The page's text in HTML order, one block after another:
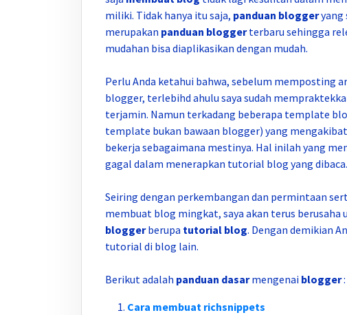
miliki. Tidak hanya itu saja, panduan bloggeryang
merupakan panduan bloggerterbaru sehingga
mudahan bisa diaplikasikan dengan mudah.
Perlu Anda ketahui bahwa, sebelum memposting
blogger, terlebihd ahulu saya sudah
terjamin. Namun terkadang beberapa template
template bukan bawaan blogger) yang
bekerja sebagaimana mestinya. Hal inilah yang
gagal dalam menerapkan tutorial blog yang dibaca.
Seiring dengan perkembangan dan permintaan
membuat blog mingkat, saya akan terus berusaha
bloggerberupa tutorial blog. Dengan demikian
tutorial di blog lain.
Berikut adalah panduan dasarmengenai blogger:
Cara membuat richsnippets